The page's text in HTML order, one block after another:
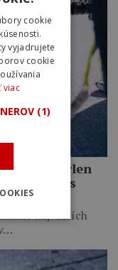
Marlen
s
najväčších
cookie
vyjadrujete
cookie
viac
(1)